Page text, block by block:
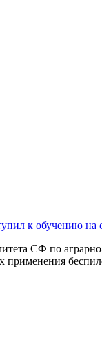
к обучению на
СФ по
применения